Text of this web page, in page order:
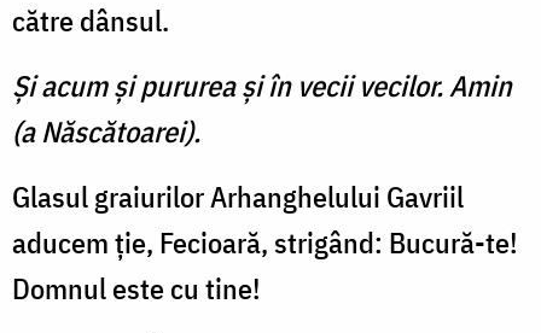
către dânsul.
Şi acum şi pururea şi în vecii vecilor. Amin
(a Născătoarei).
Glasul graiurilor Arhanghelului Gavriil
aducem ţie, Fecioară, strigând: Bucură-te!
Domnul este cu tine!